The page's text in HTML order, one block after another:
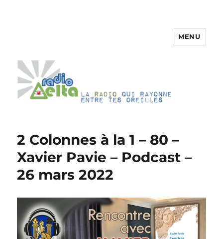
MENU
2 Colonnes à la 1 – 80 –
Xavier Pavie – Podcast –
26 mars 2022